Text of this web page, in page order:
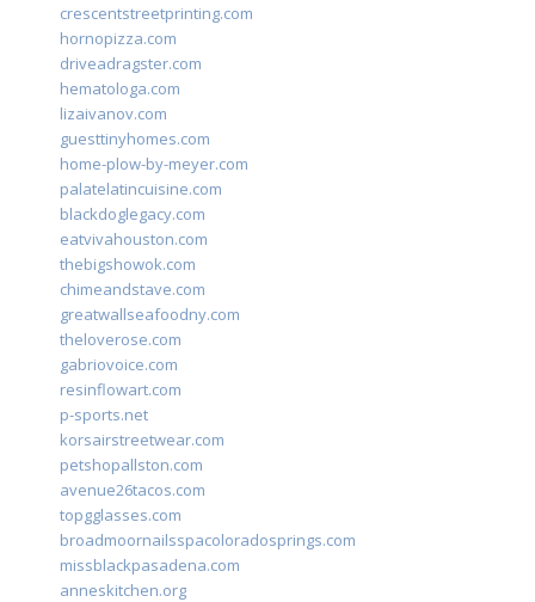
crescentstreetprinting.com
hornopizza.com
driveadragster.com
hematologa.com
lizaivanov.com
guesttinyhomes.com
home-plow-by-meyer.com
palatelatincuisine.com
blackdoglegacy.com
eatvivahouston.com
thebigshowok.com
chimeandstave.com
greatwallseafoodny.com
theloverose.com
gabriovoice.com
resinflowart.com
p-sports.net
korsairstreetwear.com
petshopallston.com
avenue26tacos.com
topgglasses.com
broadmoornailsspacoloradosprings.com
missblackpasadena.com
anneskitchen.org